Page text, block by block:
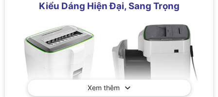
Kiểu Dáng Hiện Đại, Sang Trọng
Xem thêm